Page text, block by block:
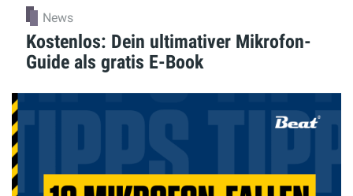
News
Kostenlos: Dein ultimativer Mikrofon-
Guide als gratis E-Book